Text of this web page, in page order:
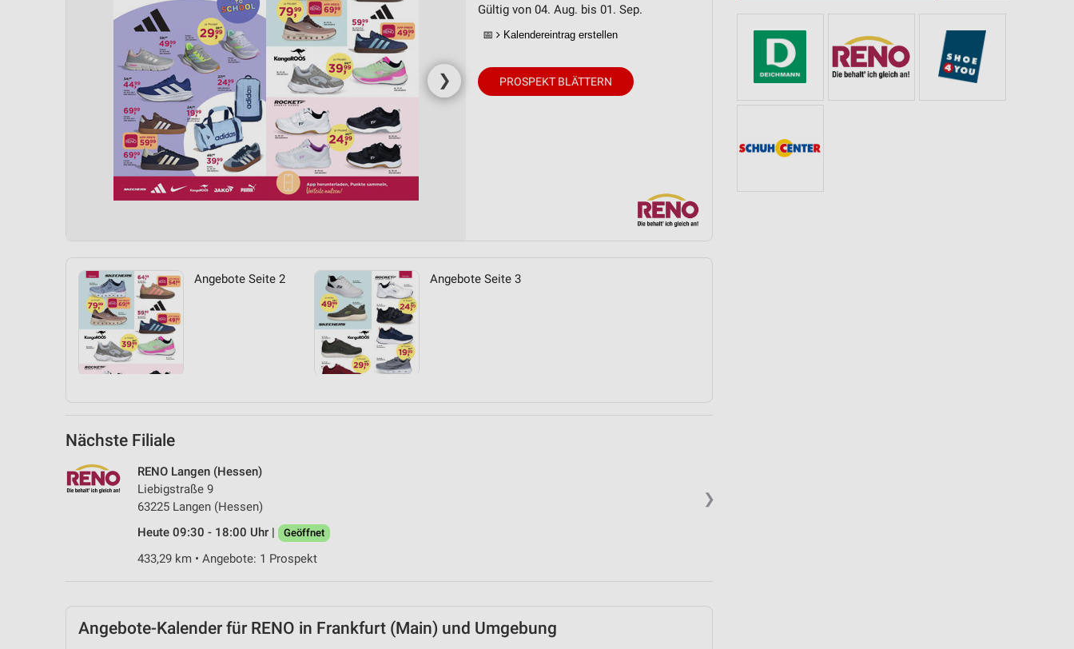
❯
Gültig von 04. Aug. bis 01. Sep.
📅 Kalendereintrag erstellen
PROSPEKT BLÄTTERN
Angebote Seite 2 Angebote Seite 3
Nächste Filiale
❯
RENO Langen (Hessen)
Liebigstraße 9
63225 Langen (Hessen)
Heute 09:30 - 18:00 Uhr |
Geöffnet
433,29 km • Angebote: 1 Prospekt
Angebote-Kalender für RENO in Frankfurt (Main) und Umgebung